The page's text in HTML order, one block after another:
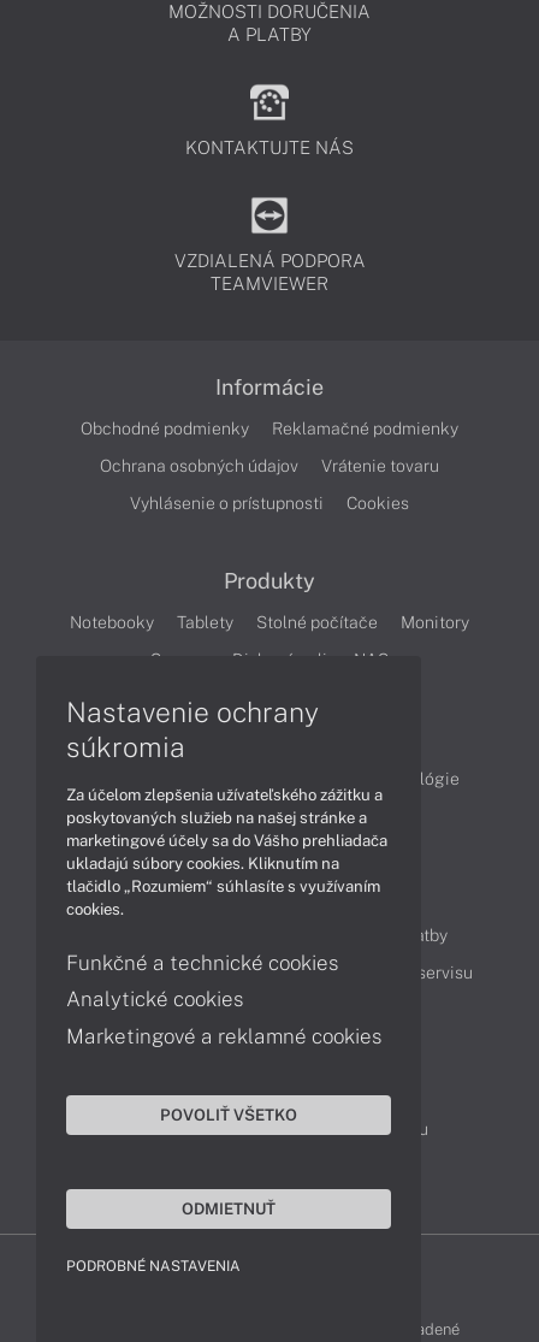
MOŽNOSTI DORUČENIA
A PLATBY
KONTAKTUJTE NÁS
VZDIALENÁ PODPORA
TEAMVIEWER
Informácie
Obchodné podmienky
Reklamačné podmienky
Ochrana osobných údajov
Vrátenie tovaru
Vyhlásenie o prístupnosti
Cookies
Produkty
Notebooky Tablety Stolné počítače
Monitory
Servery
Diskové polia a NAS
Technológie
Videá
Obsah
Možnosti doručenia a platby
Podpora a servis
Servisné služby Cenník servisu
Kontakty
043 4224 771
Obchodné oddelenie
Reklamácia tovaru
FUJITSU-SHOP © 2011 - 2026 Všetky práva vyhradené
Nastavenie ochrany
súkromia
Za účelom zlepšenia užívateľského zážitku a
poskytovaných služieb na našej stránke a
marketingové účely sa do Vášho prehliadača
ukladajú súbory cookies. Kliknutím na
tlačidlo „Rozumiem“ súhlasíte s využívaním
cookies.
Funkčné a technické cookies
Analytické cookies
Marketingové a reklamné cookies
POVOLIŤ VŠETKO
ODMIETNUŤ
PODROBNÉ NASTAVENIA